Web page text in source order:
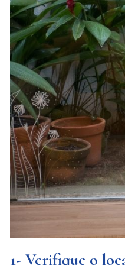
1- Verifique o